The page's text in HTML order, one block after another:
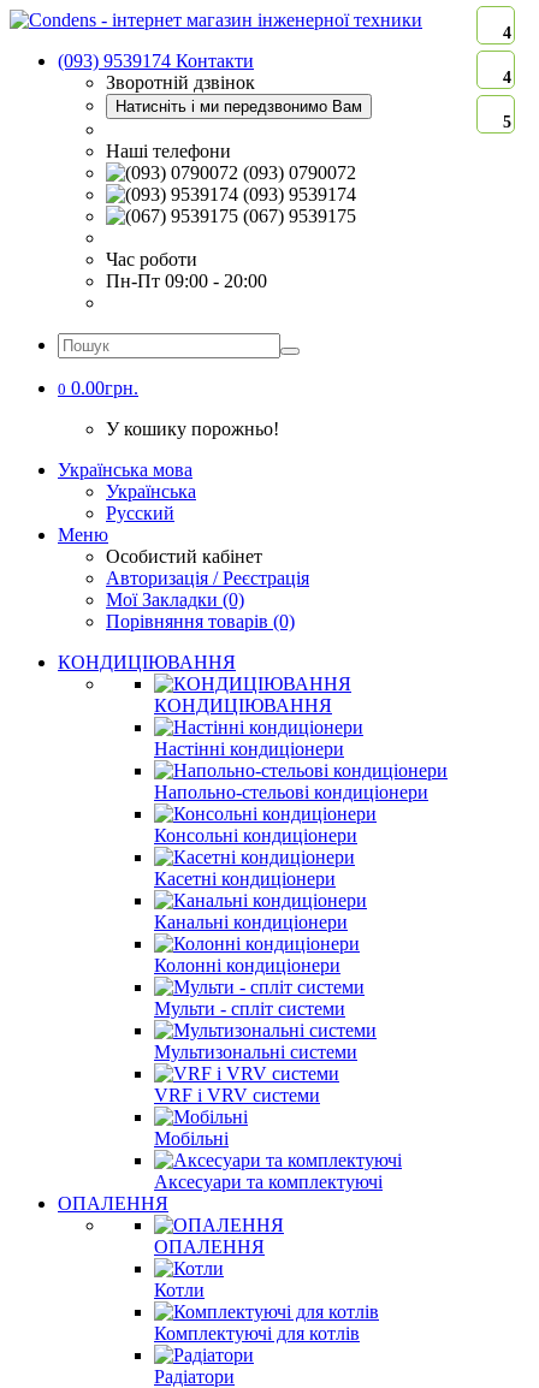
(093) 9539174 Контакти
Зворотній дзвінок
Натисніть і ми передзвонимо Вам
Наші телефони
(093) 0790072
(093) 9539174
(067) 9539175
Час роботи
Пн-Пт 09:00 - 20:00
0 0.00грн.
У кошику порожньо!
Українська мова
Українська
Русский
Меню
Особистий кабінет
Авторизація / Реєстрація
Мої Закладки (0)
Порівняння товарів (0)
КОНДИЦІЮВАННЯ
КОНДИЦІЮВАННЯ
Настінні кондиціонери
Напольно-стельові кондиціонери
Консольні кондиціонери
Касетні кондиціонери
Канальні кондиціонери
Колонні кондиціонери
Мульти - спліт системи
Мультизональні системи
VRF і VRV системи
Мобільні
Аксесуари та комплектуючі
ОПАЛЕННЯ
ОПАЛЕННЯ
Котли
Комплектуючі для котлів
Радіатори
4
4
5